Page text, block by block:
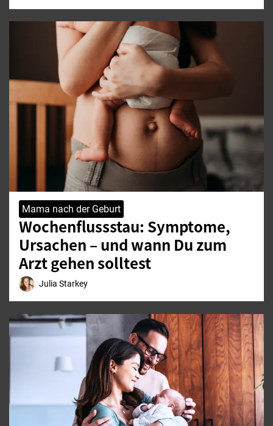
Mama nach der Geburt
Wochenflussstau: Symptome,
Ursachen – und wann Du zum
Arzt gehen solltest
Julia Starkey